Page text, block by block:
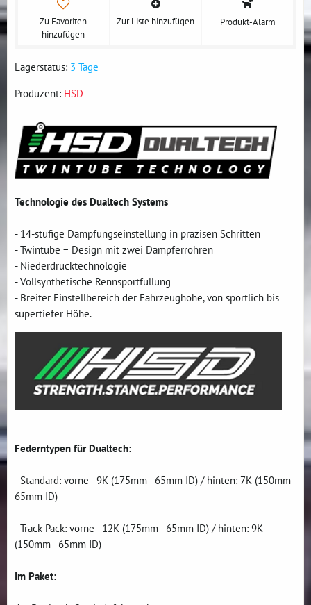
Zu Favoriten
hinzufügen
Zur Liste hinzufügen Produkt-Alarm
Lagerstatus: 3 Tage
Produzent: HSD
Technologie des Dualtech Systems
- 14-stufige Dämpfungseinstellung in präzisen Schritten
- Twintube = Design mit zwei Dämpferrohren
- Niederdrucktechnologie
- Vollsynthetische Rennsportfüllung
- Breiter Einstellbereich der Fahrzeughöhe, von sportlich bis
supertiefer Höhe.
Federntypen für Dualtech:
- Standard: vorne - 9K (175mm - 65mm ID) / hinten: 7K (150mm -
65mm ID)
- Track Pack: vorne - 12K (175mm - 65mm ID) / hinten: 9K
(150mm - 65mm ID)
Im Paket: